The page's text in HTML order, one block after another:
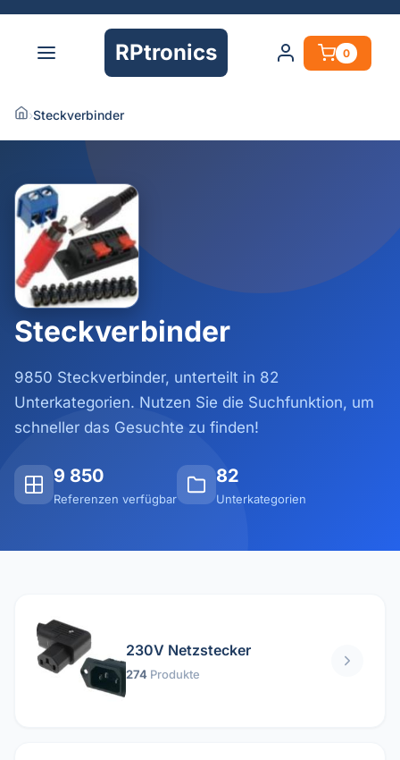
RPtronics 0
›Steckverbinder
Steckverbinder
9850 Steckverbinder, unterteilt in 82
Unterkategorien. Nutzen Sie die Suchfunktion, um
schneller das Gesuchte zu finden!
9 850
Referenzen verfügbar
82
Unterkategorien
230V Netzstecker
274 Produkte